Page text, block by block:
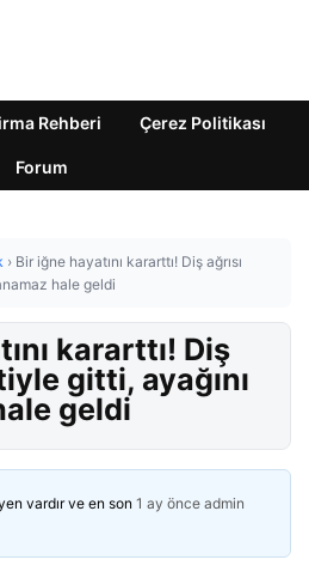
Rehberi Çerez Politikası
Forum
› Bir iğne hayatını kararttı! Diş ağrısı
hale geldi
kararttı! Diş
gitti, ayağını
geldi
vardır ve en son 1 ay önce admin